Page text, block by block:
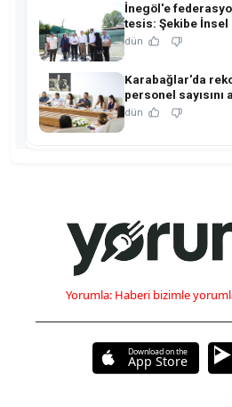
İnegöl'e
tesis: Şekibe
merkezine
dün
Karabağlar'da
personel sayısını
sahibi oldu!
dün
Yorumla: Haberi bizimle
Download on the
App Store